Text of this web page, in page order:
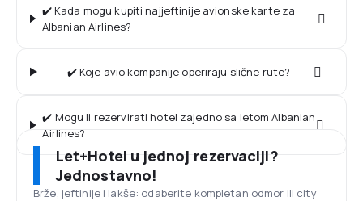
✔️ Kada mogu kupiti najjeftinije avionske karte za
Albanian Airlines?
✔️ Koje avio kompanije operiraju slične rute?
✔️ Mogu li rezervirati hotel zajedno sa letom Albanian
Airlines?
Let+Hotel u jednoj rezervaciji?
Jednostavno!
Brže, jeftinije i lakše: odaberite kompletan odmor ili city